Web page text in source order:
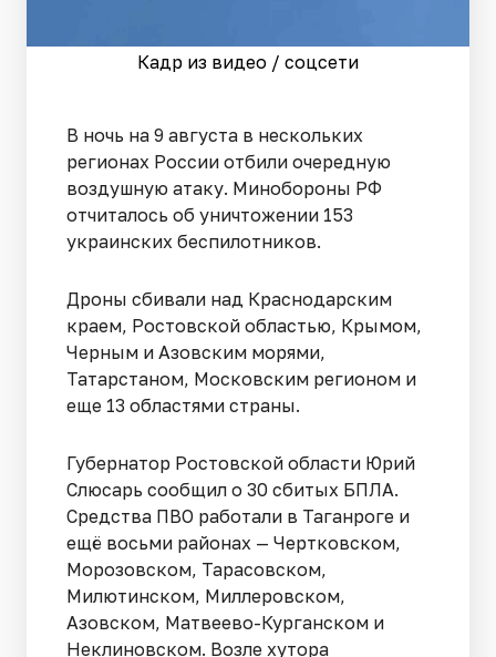
Кадр из видео / соцсети
В ночь на 9 августа в нескольких
регионах России отбили очередную
воздушную атаку. Минобороны РФ
отчиталось об уничтожении 153
украинских беспилотников.
Дроны сбивали над Краснодарским
краем, Ростовской областью, Крымом,
Черным и Азовским морями,
Татарстаном, Московским регионом и
еще 13 областями страны.
Губернатор Ростовской области Юрий
Слюсарь сообщил о 30 сбитых БПЛА.
Средства ПВО работали в Таганроге и
ещё восьми районах — Чертковском,
Морозовском, Тарасовском,
Милютинском, Миллеровском,
Азовском, Матвеево-Курганском и
Неклиновском. Возле хутора